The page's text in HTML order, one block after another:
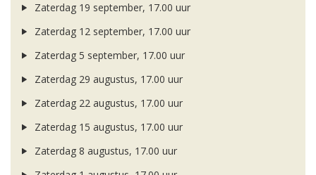
Zaterdag 19 september, 17.00 uur
Zaterdag 12 september, 17.00 uur
Zaterdag 5 september, 17.00 uur
Zaterdag 29 augustus, 17.00 uur
Zaterdag 22 augustus, 17.00 uur
Zaterdag 15 augustus, 17.00 uur
Zaterdag 8 augustus, 17.00 uur